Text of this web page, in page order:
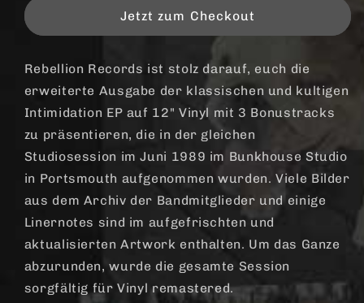
&quot;Intimidation&quot;
(Extended
RP)
12&quot;
(black)
&quot;Intimidation&quot;
(Extended
RP)
12&quot;
(black)
Jetzt zum Checkout
Rebellion Records ist stolz darauf, euch die
erweiterte Ausgabe der klassischen und kultigen
Intimidation EP auf 12" Vinyl mit 3 Bonustracks
zu präsentieren, die in der gleichen
Studiosession im Juni 1989 im Bunkhouse Studio
in Portsmouth aufgenommen wurden. Viele Bilder
aus dem Archiv der Bandmitglieder und einige
Linernotes sind im aufgefrischten und
aktualisierten Artwork enthalten. Um das Ganze
abzurunden, wurde die gesamte Session
sorgfältig für Vinyl remastered.